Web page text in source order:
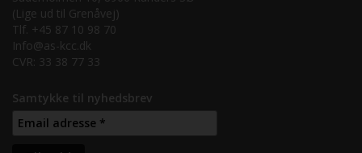
(Lige ud til Grenåvej)
Tlf. +45 87 10 98 70
Info@as-kcc.dk
CVR: 33 38 77 33
Samtykke til nyhedsbrev